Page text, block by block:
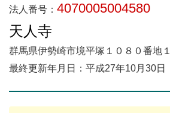
法人番号： 4070005004580
天人寺
群馬県伊勢崎市境平塚１０８０番地１
最終更新年月日：平成27年10月30日